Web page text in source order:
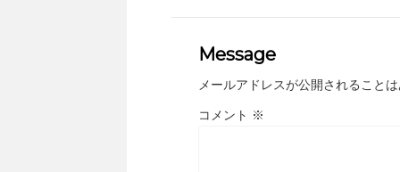
Message
メールアドレスが公開されること
コメント ※